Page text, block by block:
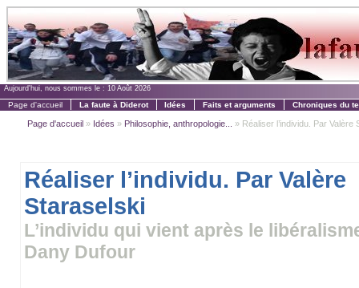
Aujourd'hui, nous sommes le : 10 Août 2026
Page d'accueil La faute à Diderot Idées Faits et arguments Chroniques du
Page d'accueil » Idées » Philosophie, anthropologie... » Réaliser l’individu. Par Valère
Réaliser l’individu. Par Valère
Staraselski
L’individu qui vient après le
Dany Dufour